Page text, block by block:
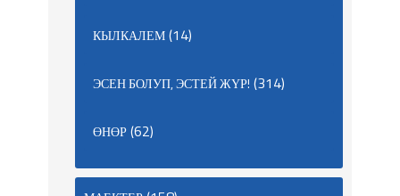
КЫЛКАЛЕМ(14)
ЭСЕН БОЛУП, ЭСТЕЙ ЖҮР! (314)
ӨНӨР(62)